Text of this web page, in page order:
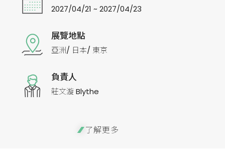
2027/04/21 ~ 2027/04/23
展覽地點
亞洲/ 日本/ 東京
負責人
莊文漩 Blythe
了解更多